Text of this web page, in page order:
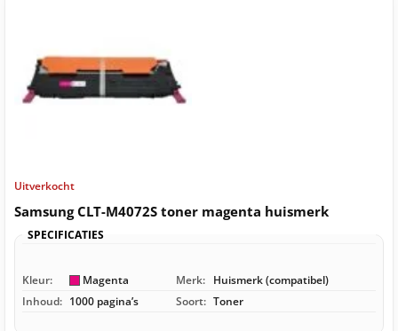
Uitverkocht
Samsung CLT-M4072S toner magenta huismerk
SPECIFICATIES
Kleur: Magenta Merk: Huismerk (compatibel)
Inhoud: 1000 pagina’s Soort: Toner